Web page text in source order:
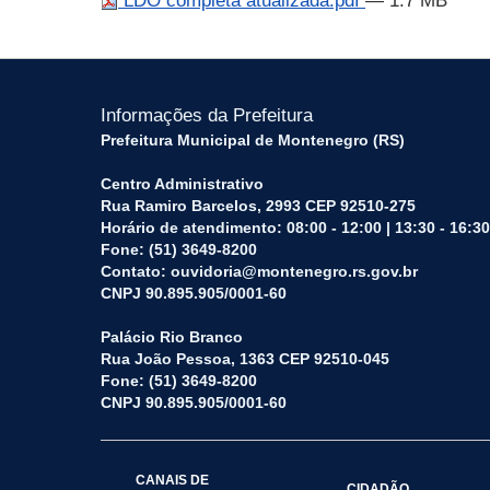
Informações da Prefeitura
Prefeitura Municipal de Montenegro (RS)
Centro Administrativo
Rua Ramiro Barcelos, 2993 CEP 92510-275
Horário de atendimento: 08:00 - 12:00 | 13:30 - 16:30
Fone: (51) 3649-8200
Contato: ouvidoria@montenegro.rs.gov.br
CNPJ 90.895.905/0001-60
Palácio Rio Branco
Rua João Pessoa, 1363 CEP 92510-045
Fone: (51) 3649-8200
CNPJ 90.895.905/0001-60
CANAIS DE